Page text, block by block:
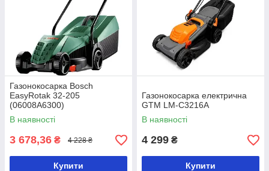
Газонокосарка Bosch
EasyRotak 32-205
(06008A6300)
В наявності
3 678,36 ₴ 4 228 ₴
Купити
Газонокосарка електрична
GTM LM-C3216A
В наявності
4 299 ₴
Купити